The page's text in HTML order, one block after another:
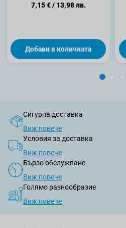
Русо
7,15 €/ 13,98 лв.
Добави в количката
Сигурна доставка
Виж повече
Условия за доставка
Виж повече
Бързо обслужване
Виж повече
Голямо разнообразие
Виж повече